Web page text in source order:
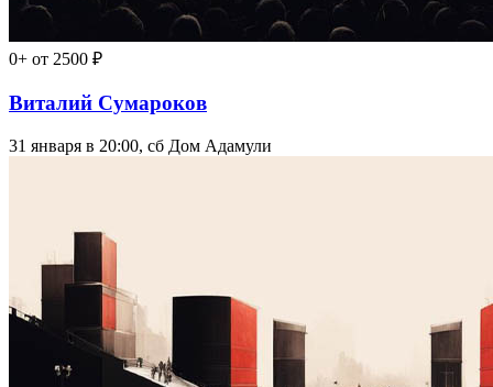
0+ от 2500 ₽
Виталий Сумароков
31 января в 20:00, сб Дом Адамули